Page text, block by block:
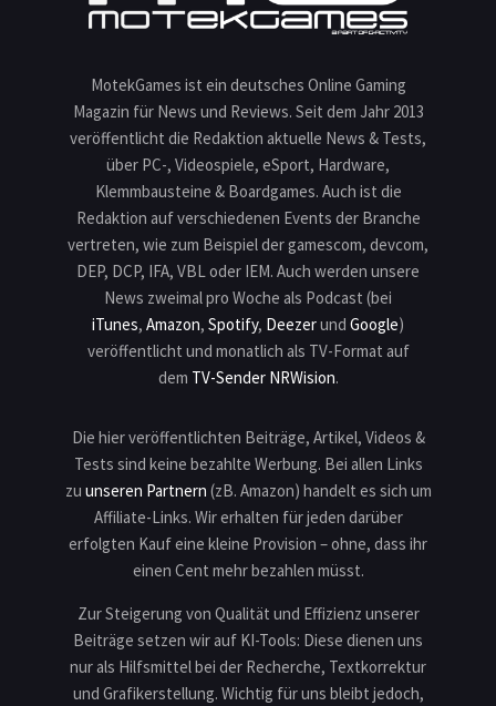
MotekGames ist ein deutsches Online Gaming
Magazin für News und Reviews. Seit dem Jahr 2013
veröffentlicht die Redaktion aktuelle News & Tests,
über PC-, Videospiele, eSport, Hardware,
Klemmbausteine & Boardgames. Auch ist die
Redaktion auf verschiedenen Events der Branche
vertreten, wie zum Beispiel der gamescom, devcom,
DEP, DCP, IFA, VBL oder IEM. Auch werden unsere
News zweimal pro Woche als Podcast (bei
iTunes, Amazon, Spotify, Deezerund Google)
veröffentlicht und monatlich als TV-Format auf
dem TV-Sender NRWision.
Die hier veröffentlichten Beiträge, Artikel, Videos &
Tests sind keine bezahlte Werbung. Bei allen Links
zu unseren Partnern (zB. Amazon) handelt es sich um
Affiliate-Links. Wir erhalten für jeden darüber
erfolgten Kauf eine kleine Provision – ohne, dass ihr
einen Cent mehr bezahlen müsst.
Zur Steigerung von Qualität und Effizienz unserer
Beiträge setzen wir auf KI-Tools: Diese dienen uns
nur als Hilfsmittel bei der Recherche, Textkorrektur
und Grafikerstellung. Wichtig für uns bleibt jedoch,